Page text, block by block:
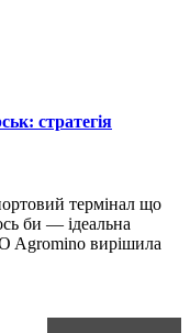
стратегія
термінал що
би — ідеальна
Agromino вирішила